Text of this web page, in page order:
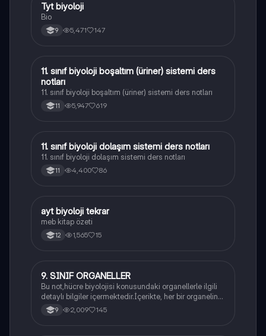
Biyoloji
Tyt biyoloji
Bio
9 5,471 147
Biyoloji
11. sınıf biyoloji boşaltım (üriner) sistemi ders
notları
11. sınıf biyoloji boşaltım (üriner) sistemi ders notları
11 5,947 619
Biyoloji
11. sınıf biyoloji dolaşım sistemi ders notları
11. sınıf biyoloji dolaşım sistemi ders notları
11 4,400 86
Biyoloji
ayt biyoloji tekrar
meb kitap özeti
12 1,565 15
Biyoloji
9. SINIF ORGANELLER
Bu not,hücre biyolojisi konusundaki organellerle ilgili
detaylı bilgiler içermektedir.İçerikte, her bir organelin
yapısı,fonksiyonları ve hücre içindeki rolü
açıklanmaktadır.
9 2,009 145